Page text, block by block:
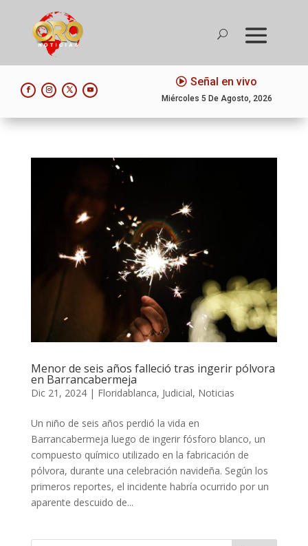
Señal en vivo
Miércoles 5 De Agosto, 2026
Menor de seis años falleció tras ingerir pólvora
en Barrancabermeja
Dic 21, 2024| Floridablanca, Judicial, Noticias
Un niño de seis años perdió la vida en
Barrancabermeja luego de ingerir fósforo blanco, un
compuesto químico utilizado en la fabricación de
pólvora, durante una celebración navideña. Según los
primeros reportes, el incidente habría ocurrido por un
aparente descuido de...